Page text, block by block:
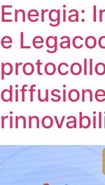
Energia:
e